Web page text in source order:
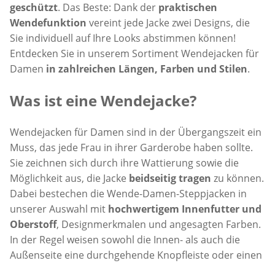
geschützt. Das Beste: Dank der praktischen
Wendefunktion vereint jede Jacke zwei Designs, die
Sie individuell auf Ihre Looks abstimmen können!
Entdecken Sie in unserem Sortiment Wendejacken für
Damen in zahlreichen Längen, Farben und Stilen.
Was ist eine Wendejacke?
Wendejacken für Damen sind in der Übergangszeit ein
Muss, das jede Frau in ihrer Garderobe haben sollte.
Sie zeichnen sich durch ihre Wattierung sowie die
Möglichkeit aus, die Jacke beidseitig tragen zu können.
Dabei bestechen die Wende-Damen-Steppjacken in
unserer Auswahl mit hochwertigem Innenfutter und
Oberstoff, Designmerkmalen und angesagten Farben.
In der Regel weisen sowohl die Innen- als auch die
Außenseite eine durchgehende Knopfleiste oder einen